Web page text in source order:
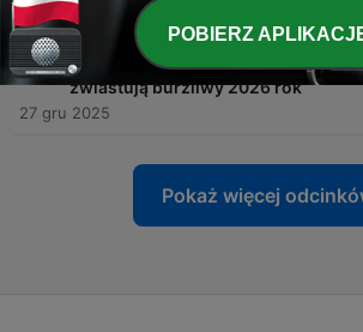
10 sty 2026
843 - Geopolityka 2025 - analiza
zwiastują burzliwy 2026 rok
27 gru 2025
Pokaż więcej
POBIERZ